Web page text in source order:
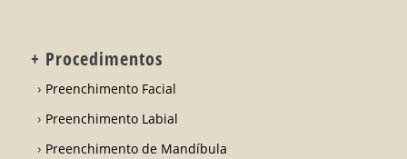
+ Procedimentos
Preenchimento Facial
Preenchimento Labial
Preenchimento de Mandíbula